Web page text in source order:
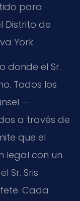
para
Distrito de
York.
donde el Sr.
Todos los
—
a través de
que el
legal con un
Sr. Sris
Cada